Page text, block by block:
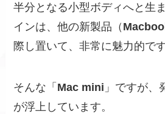
半分となる小型ボディへと生
インは、他の新製品（
際し置いて、非常に魅力的です
そんな「 Mac mini 」ですが、
が浮上しています。